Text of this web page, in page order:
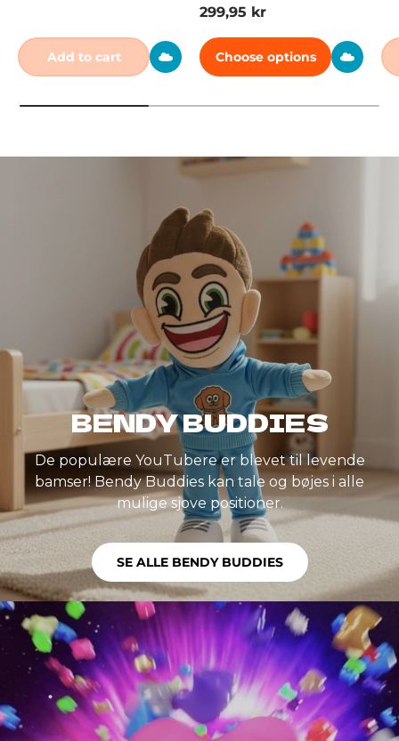
Add to cart
Regular price
299,95 kr
Choose options
BENDY BUDDIES
De populære YouTubere er blevet til levende
bamser! Bendy Buddies kan tale og bøjes i alle
mulige sjove positioner.
SE ALLE BENDY BUDDIES